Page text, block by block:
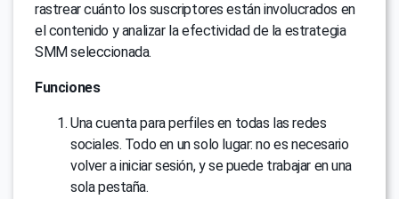
rastrear cuánto los suscriptores están involucrados en
el contenido y analizar la efectividad de la estrategia
SMM seleccionada.
Funciones
Una cuenta para perfiles en todas las redes
sociales. Todo en un solo lugar: no es necesario
volver a iniciar sesión, y se puede trabajar en una
sola pestaña.